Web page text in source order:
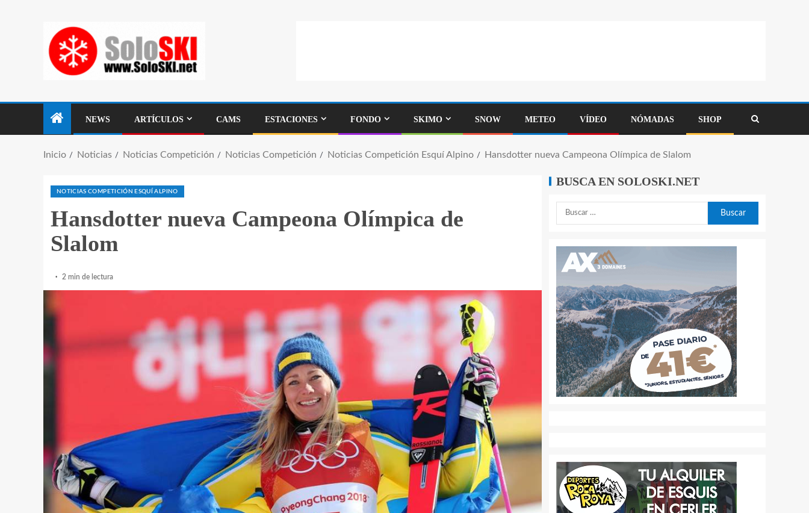
NEWS ARTÍCULOS CAMS ESTACIONES FONDO SKIMO SNOW METEO VÍDEO NÓMADAS SHOP
Inicio Noticias Noticias Competición Noticias Competición Noticias Competición Esquí Alpino Hansdotter nueva Campeona Olímpica de Slalom
NOTICIAS COMPETICIÓN ESQUÍ ALPINO
Hansdotter nueva Campeona Olímpica de
Slalom
2 min de lectura
BUSCA EN SOLOSKI.NET